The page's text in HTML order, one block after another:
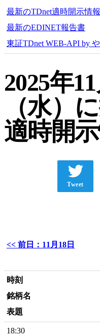
最新のTDnet適時開示情報
最新のEDINET報告書
東証TDnet WEB-API by
2025年
（水）
適時開
Tweet
<< 前日：11月18日
時刻
銘柄名
表題
18:30